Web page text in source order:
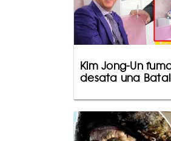
Kim Jong-Un
desata una